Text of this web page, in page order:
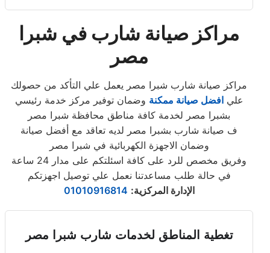
مراكز صيانة شارب في شبرا
مصر
مراكز صيانة شارب شبرا مصر يعمل علي التأكد من حصولك
عليافضل صيانة ممكنة وضمان توفير مركز خدمة رئيسي
بشبرا مصر لخدمة كافة مناطق محافظة شبرا مصر
ف صيانة شارب بشبرا مصر لديه تعاقد مع أفضل صيانة
وضمان الاجهزة الكهربائية في شبرا مصر
وفريق مخصص للرد على كافة اسئلتكم على مدار 24 ساعة
في حالة طلب مساعدتنا نعمل علي توصيل اجهزتكم
الإدارة المركزية:
01010916814
تغطية المناطق لخدمات شارب شبرا مصر